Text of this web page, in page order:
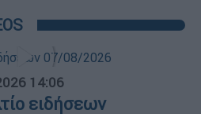
14:06
ειδήσεων